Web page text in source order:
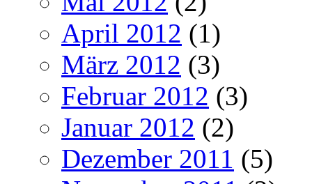
April 2012 (1)
März 2012 (3)
Februar 2012 (3)
Januar 2012 (2)
Dezember 2011 (5)